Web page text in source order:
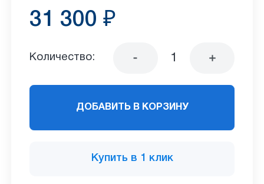
31 300 ₽
Количество:
ДОБАВИТЬ В КОРЗИНУ
Купить в 1 клик